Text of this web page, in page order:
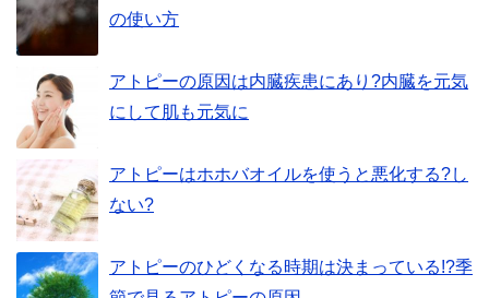
の使い方
アトピーの原因は内臓疾患にあり?内臓を元気
にして肌も元気に
アトピーはホホバオイルを使うと悪化する?し
ない?
アトピーのひどくなる時期は決まっている!?季